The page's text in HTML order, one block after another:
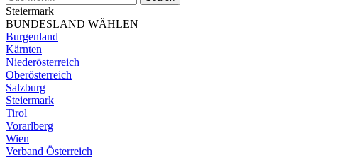
Steiermark
BUNDESLAND WÄHLEN
Burgenland
Kärnten
Niederösterreich
Oberösterreich
Salzburg
Steiermark
Tirol
Vorarlberg
Wien
Verband Österreich